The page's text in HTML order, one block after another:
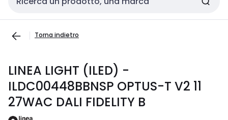
Cerca input
Torna indietro
LINEA LIGHT (ILED) -
ILDC00448BBNSP OPTUS-T V2 11
27WAC DALI FIDELITY B